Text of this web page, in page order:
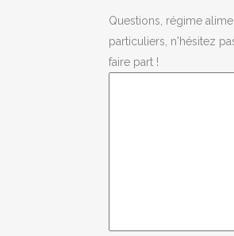
Questions, régime
particuliers, n'hésitez
faire part !